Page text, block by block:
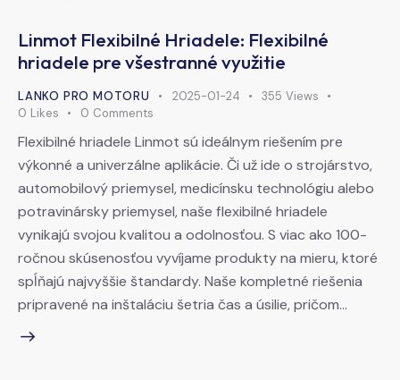
Linmot Flexibilné Hriadele: Flexibilné
hriadele pre všestranné využitie
LANKO PRO MOTORU 2025-01-24 355 Views
0 Likes 0 Comments
Flexibilné hriadele Linmot sú ideálnym riešením pre
výkonné a univerzálne aplikácie. Či už ide o strojárstvo,
automobilový priemysel, medicínsku technológiu alebo
potravinársky priemysel, naše flexibilné hriadele
vynikajú svojou kvalitou a odolnosťou. S viac ako 100-
ročnou skúsenosťou vyvíjame produkty na mieru, ktoré
spĺňajú najvyššie štandardy. Naše kompletné riešenia
pripravené na inštaláciu šetria čas a úsilie, pričom…